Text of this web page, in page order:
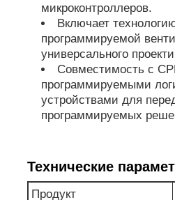
Электронные компоненты
Программирование ПЛК
Модуль GPS
микроконтроллеров.
Включает
программируемой
универсального
Совместимость с
программируемыми
устройствами для
программируемых
Технические
Продукт